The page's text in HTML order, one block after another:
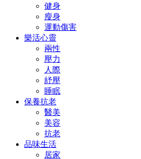
健身
瘦身
運動傷害
樂活心靈
兩性
壓力
人際
紓壓
睡眠
保養抗老
醫美
美容
抗老
品味生活
居家